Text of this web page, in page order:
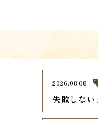
失敗しな
2026.08.08